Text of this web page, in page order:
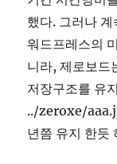
했다. 그러나
워드프레스의
니라, 제로보드
저장구조를 유
../zeroxe/
년쯤 유지 한듯